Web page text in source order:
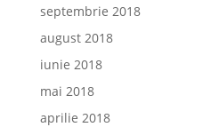
septembrie 2018
august 2018
iunie 2018
mai 2018
aprilie 2018